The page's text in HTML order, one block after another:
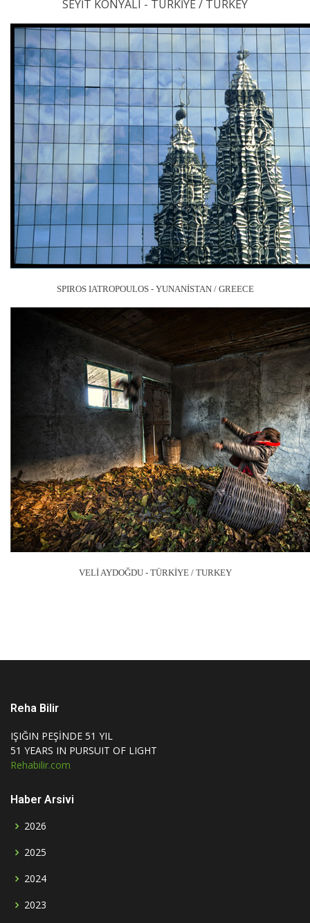
SEYİT KONYALI - TÜRKİYE / TURKEY
SPIROS IATROPOULOS - YUNANİSTAN / GREECE
VELİ AYDOĞDU - TÜRKİYE / TURKEY
Reha Bilir
IŞIĞIN PEŞİNDE 51 YIL
51 YEARS IN PURSUIT OF LIGHT
Rehabilir.com
Haber Arsivi
2026
2025
2024
2023